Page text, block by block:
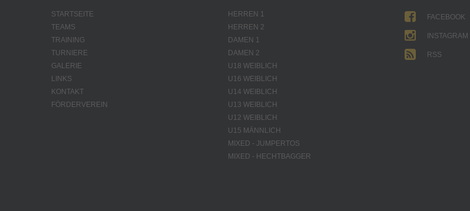
STARTSEITE
TEAMS
TRAINING
TURNIERE
GALERIE
LINKS
KONTAKT
FÖRDERVEREIN
HERREN 1
HERREN 2
DAMEN 1
DAMEN 2
U18 WEIBLICH
U16 WEIBLICH
U14 WEIBLICH
U13 WEIBLICH
U12 WEIBLICH
U15 MÄNNLICH
MIXED - JUMPERTOS
MIXED - HECHTBAGGER
FACEBOOK
INSTAGRAM
RSS